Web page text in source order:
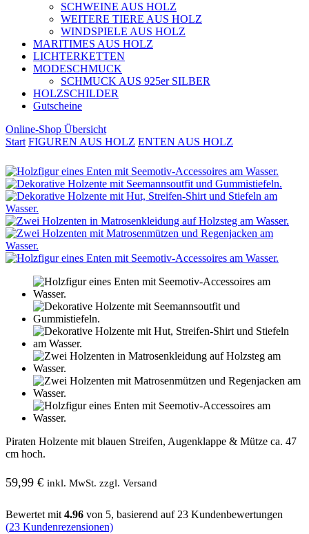
SCHWEINE AUS HOLZ
WEITERE TIERE AUS HOLZ
WINDSPIELE AUS HOLZ
MARITIMES AUS HOLZ
LICHTERKETTEN
MODESCHMUCK
SCHMUCK AUS 925er SILBER
HOLZSCHILDER
Gutscheine
Online-Shop Übersicht
Start FIGUREN AUS HOLZ ENTEN AUS HOLZ
Piraten Holzente mit blauen Streifen, Augenklappe & Mütze ca. 47
cm hoch.
59,99 € inkl. MwSt. zzgl. Versand
Bewertet mit 4.96 von 5, basierend auf 23 Kundenbewertungen
(23 Kundenrezensionen)